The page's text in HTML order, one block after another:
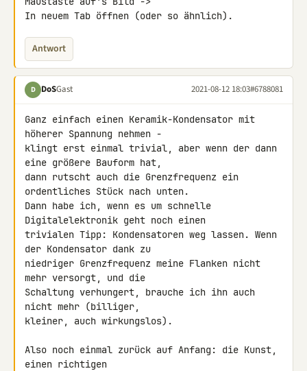
In neuem Tab öffnen (oder so ähnlich).
Antwort
D DoSGast 2021-08-12 18:03#6788081
Ganz einfach einen Keramik-Kondensator mit
höherer Spannung nehmen -
klingt erst einmal trivial, aber wenn der dann
eine größere Bauform hat,
dann rutscht auch die Grenzfrequenz ein
ordentliches Stück nach unten.
Dann habe ich, wenn es um schnelle
Digitalelektronik geht noch einen
trivialen Tipp: Kondensatoren weg lassen. Wenn
der Kondensator dank zu
niedriger Grenzfrequenz meine Flanken nicht
mehr versorgt, und die
Schaltung verhungert, brauche ich ihn auch
nicht mehr (billiger,
kleiner, auch wirkungslos).
Also noch einmal zurück auf Anfang: die Kunst,
einen richtigen